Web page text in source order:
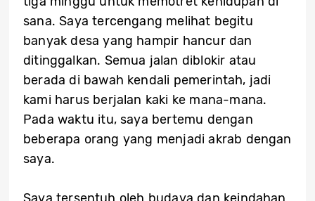
sana. Saya tercengang melihat begitu
banyak desa yang hampir hancur dan
ditinggalkan. Semua jalan diblokir atau
berada di bawah kendali pemerintah, jadi
kami harus berjalan kaki ke mana-mana.
Pada waktu itu, saya bertemu dengan
beberapa orang yang menjadi akrab dengan
saya.